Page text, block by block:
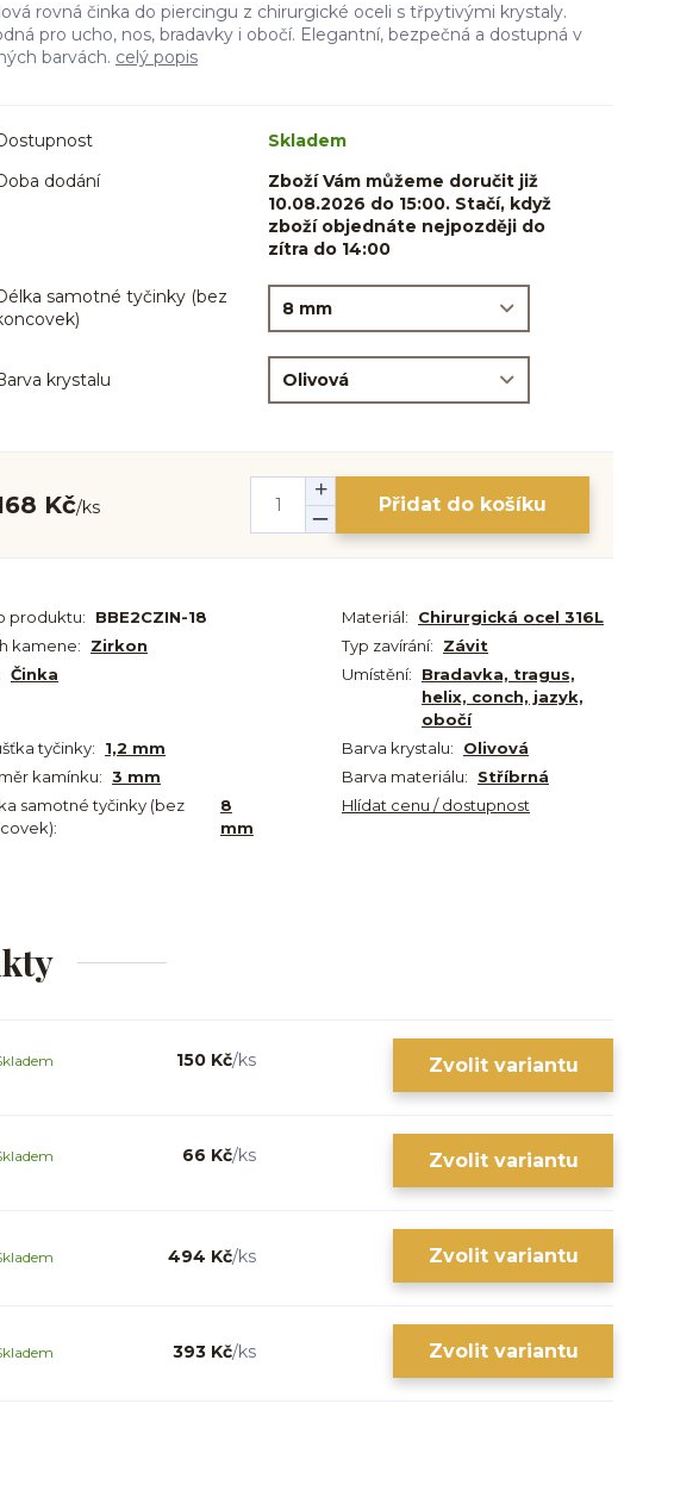
rovná činka do piercingu z chirurgické oceli s třpytivými krystaly.
pro ucho, nos, bradavky i obočí. Elegantní, bezpečná a dostupná v
barvách. celý popis
Skladem
dodání
Zboží Vám můžeme doručit již
10.08.2026 do 15:00. Stačí, když
zboží objednáte nejpozději do
zítra do 14:00
samotné tyčinky (bez
krystalu
Kč/ks Přidat do košíku
produktu: BBE2CZIN-18 Materiál:
Chirurgická ocel 316L
kamene:
Zirkon Typ zavírání:
Závit
Činka Umístění:
Bradavka, tragus,
helix, conch, jazyk,
obočí
tyčinky:
1,2 mm Barva krystalu:
Olivová
kamínku: 3 mm Barva materiálu:
Stříbrná
samotné tyčinky (bez
8
mm
Hlídat cenu / dostupnost
150 Kč/ks Zvolit variantu
66 Kč/ks Zvolit variantu
494 Kč/ks Zvolit variantu
393 Kč/ks Zvolit variantu